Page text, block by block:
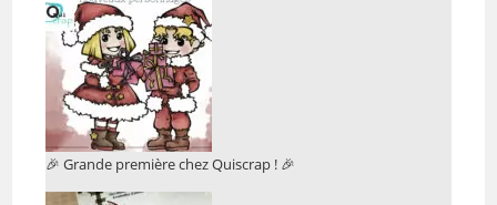
🎉 Grande première chez Quiscrap ! 🎉